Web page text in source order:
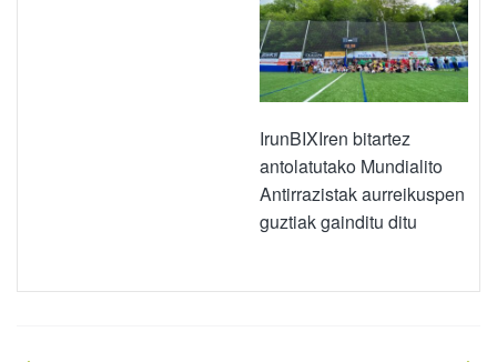
IrunBIXIren bitartez
antolatutako Mundialito
Antirrazistak aurreikuspen
guztiak gainditu ditu